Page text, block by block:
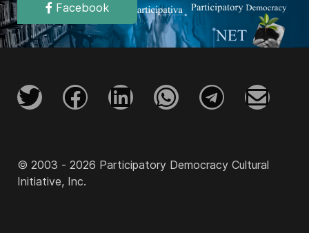
Facebook
© 2003 - 2026 Participatory Democracy Cultural
Initiative, Inc.